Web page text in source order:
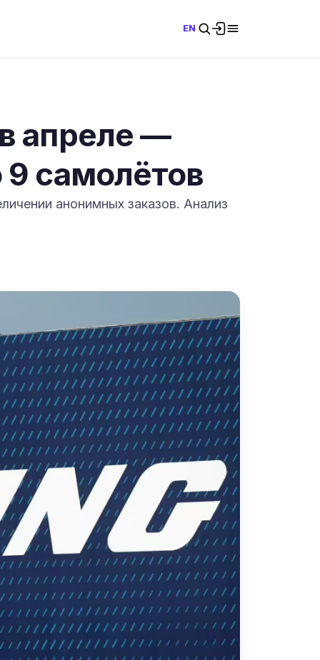
EN
апреле —
9 самолётов
анонимных заказов. Анализ